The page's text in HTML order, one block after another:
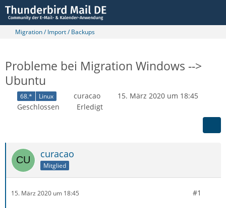
Migration / Import / Backups
Probleme bei Migration Windows -->
Ubuntu
68.* Linux curacao
15. März 2020 um 18:45
Geschlossen
Erledigt
curacao
Mitglied
15. März 2020 um 18:45 #1